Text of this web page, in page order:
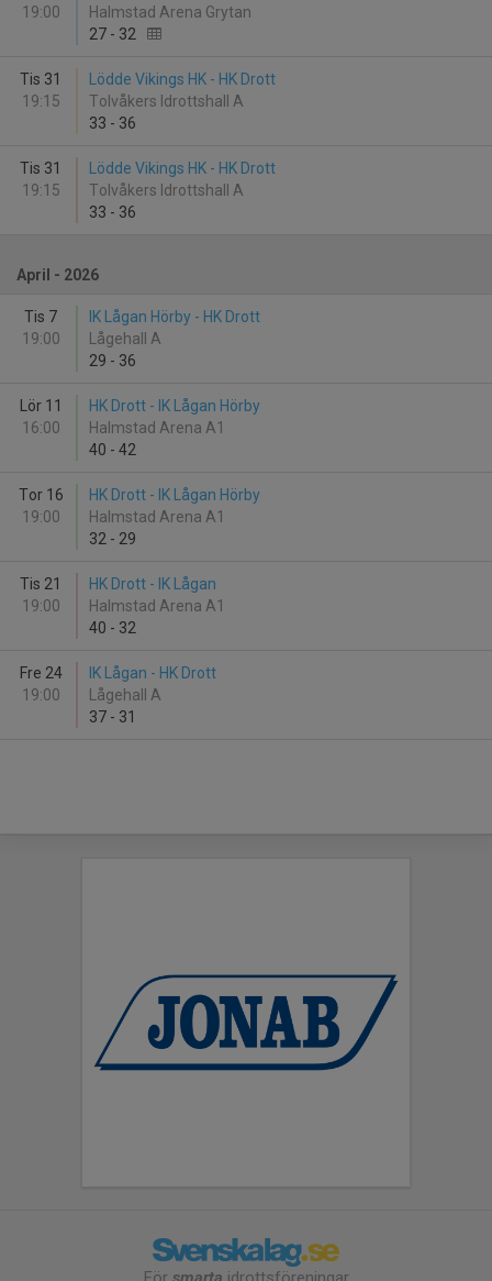
19:00
Halmstad Arena Grytan
27 - 32
Tis 31
19:15
Lödde Vikings HK - HK Drott
Tolvåkers Idrottshall A
33 - 36
Tis 31
19:15
Lödde Vikings HK - HK Drott
Tolvåkers Idrottshall A
33 - 36
April - 2026
Tis 7
19:00
IK Lågan Hörby - HK Drott
Lågehall A
29 - 36
Lör 11
16:00
HK Drott - IK Lågan Hörby
Halmstad Arena A1
40 - 42
Tor 16
19:00
HK Drott - IK Lågan Hörby
Halmstad Arena A1
32 - 29
Tis 21
19:00
HK Drott - IK Lågan
Halmstad Arena A1
40 - 32
Fre 24
19:00
IK Lågan - HK Drott
Lågehall A
37 - 31